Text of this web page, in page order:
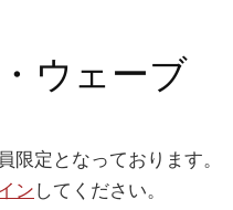
ウェーブ
限定となっております。
ン してください。